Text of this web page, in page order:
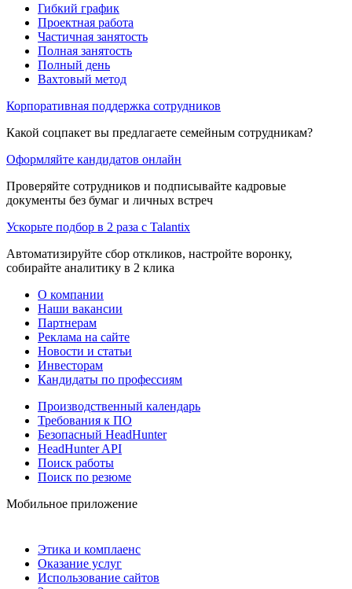
Гибкий график
Проектная работа
Частичная занятость
Полная занятость
Полный день
Вахтовый метод
Корпоративная поддержка сотрудников
Какой соцпакет вы предлагаете семейным сотрудникам?
Оформляйте кандидатов онлайн
Проверяйте сотрудников и подписывайте кадровые
документы без бумаг и личных встреч
Ускорьте подбор в 2 раза с Talantix
Автоматизируйте сбор откликов, настройте воронку,
собирайте аналитику в 2 клика
О компании
Наши вакансии
Партнерам
Реклама на сайте
Новости и статьи
Инвесторам
Кандидаты по профессиям
Производственный календарь
Требования к ПО
Безопасный HeadHunter
HeadHunter API
Поиск работы
Поиск по резюме
Мобильное приложение
Этика и комплаенс
Оказание услуг
Использование сайтов